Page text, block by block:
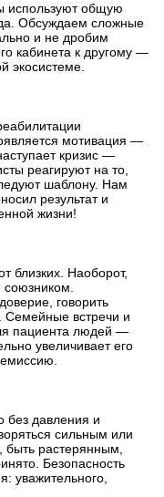
используют общую
Обсуждаем сложные
и не дробим
кабинета к другому —
экосистеме.
мотивация —
кризис —
реагируют на то,
шаблону. Нам
результат и
жизни!
близких. Наоборот,
говорить
Семейные встречи и
пациента людей —
увеличивает его
без давления и
сильным или
растерянным,
Безопасность
уважительного,